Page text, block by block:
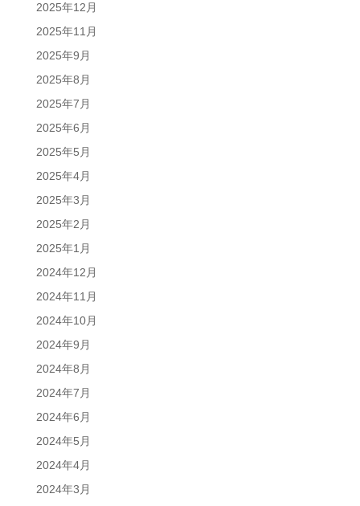
2025年12月
2025年11月
2025年9月
2025年8月
2025年7月
2025年6月
2025年5月
2025年4月
2025年3月
2025年2月
2025年1月
2024年12月
2024年11月
2024年10月
2024年9月
2024年8月
2024年7月
2024年6月
2024年5月
2024年4月
2024年3月